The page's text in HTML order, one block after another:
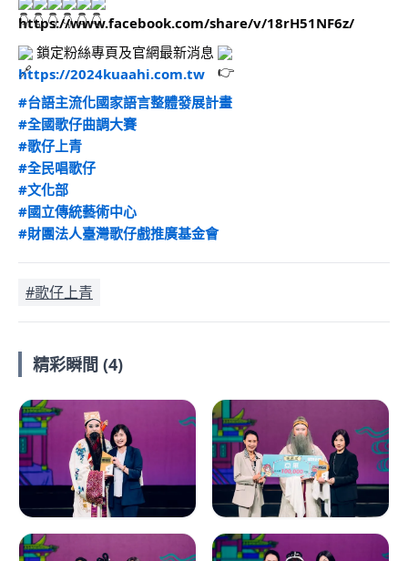
https://www.facebook.com/share/v/18rH51NF6z/
鎖定粉絲專頁及官網最新消息
https://2024kuaahi.com.tw
#台語主流化國家語言整體發展計畫
#全國歌仔曲調大賽
#歌仔上青
#全民唱歌仔
#文化部
#國立傳統藝術中心
#財團法人臺灣歌仔戲推廣基金會
#歌仔上青
精彩瞬間 (4)